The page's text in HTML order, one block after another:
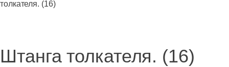
толкателя. (16)
Штанга толкателя. (16)